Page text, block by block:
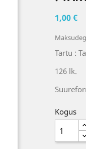
1,00 €
Tartu :
126 lk.
Kogus